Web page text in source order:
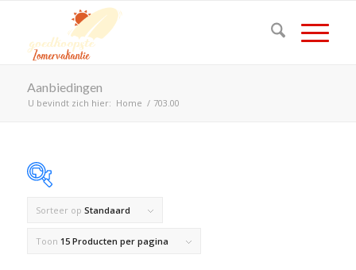
Aanbiedingen
U bevindt zich hier: Home / 703.00
Op voorraad
Sorteer op Standaard
Toon 15 Producten per pagina